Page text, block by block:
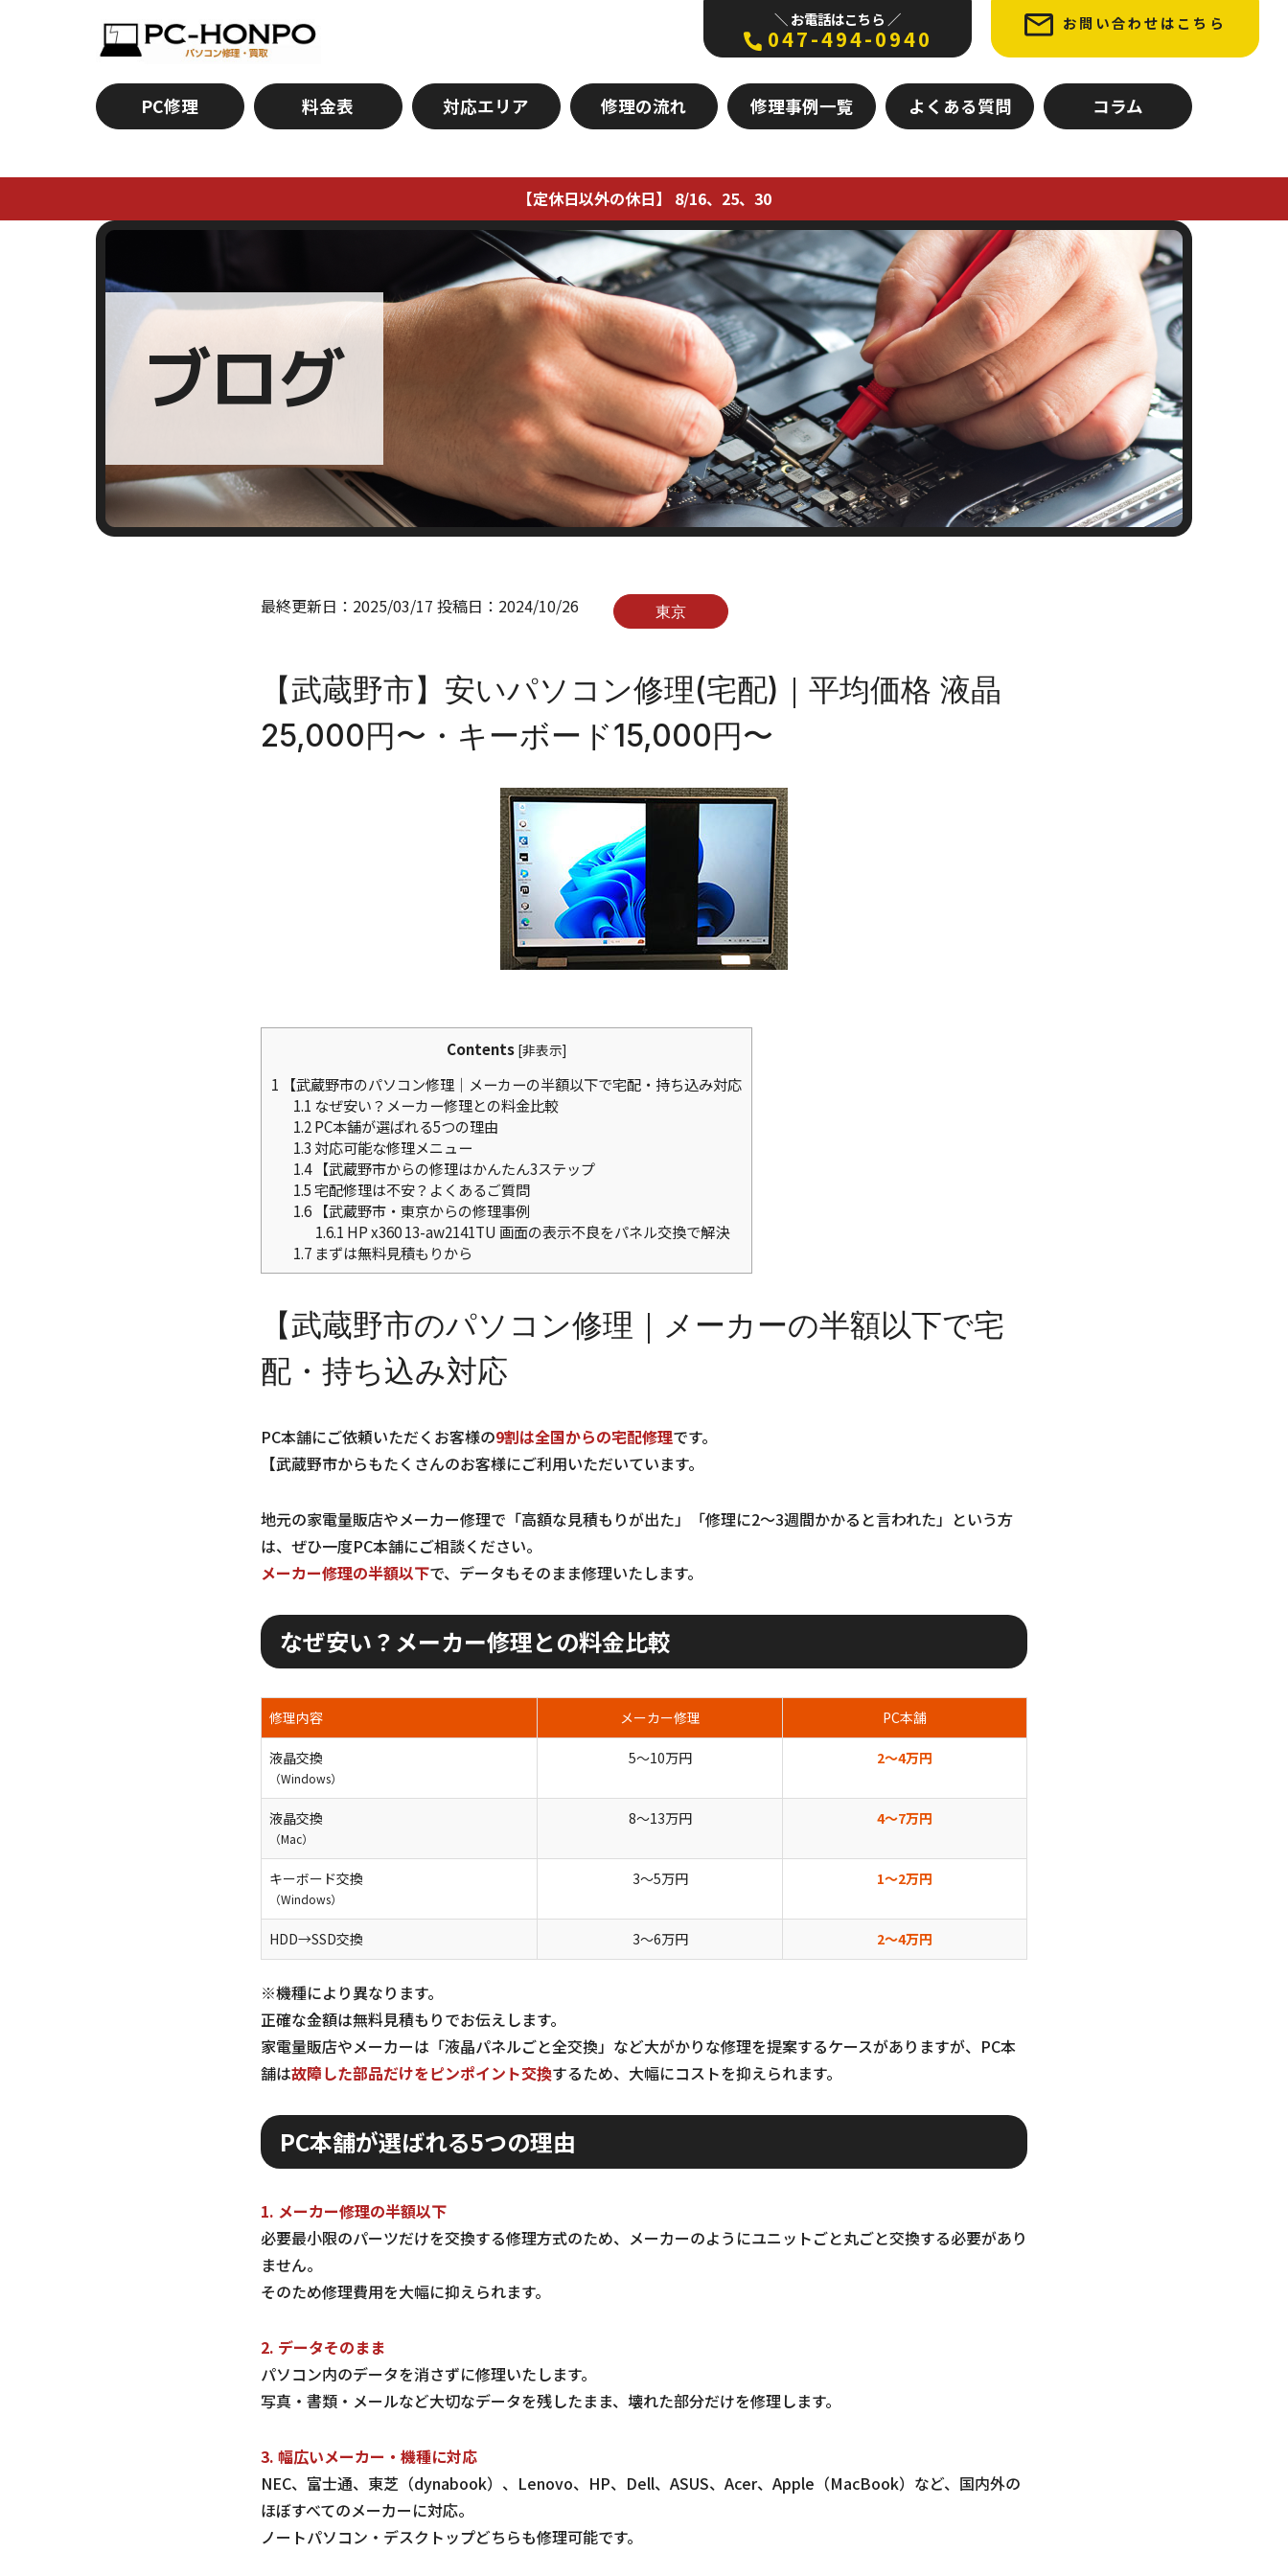
＼ お電話はこちら ／
047-494-0940
お問い合わせはこちら
PC修理 料金表 対応エリア 修理の流れ 修理事例一覧 よくある質問 コラム
【定休日以外の休日】 8/16、25、30
ブログ
最終更新日： 2025/03/17 投稿日： 2024/10/26 東京
【武蔵野市】安いパソコン修理(宅配)｜平均価格 液晶
25,000円〜・キーボード15,000円〜
Contents [非表示]
1 【武蔵野市のパソコン修理｜メーカーの半額以下で宅配・持ち込み対応
1.1 なぜ安い？メーカー修理との料金比較
1.2PC本舗が選ばれる5つの理由
1.3 対応可能な修理メニュー
1.4【武蔵野市からの修理はかんたん3ステップ
1.5宅配修理は不安？よくあるご質問
1.6【武蔵野市・東京からの修理事例
1.6.1 HP x360 13-aw2141TU 画面の表示不良をパネル交換で解決
1.7まずは無料見積もりから
【武蔵野市のパソコン修理｜メーカーの半額以下で宅
配・持ち込み対応
PC本舗にご依頼いただくお客様の9割は全国からの宅配修理です。
【武蔵野市からもたくさんのお客様にご利用いただいています。
地元の家電量販店やメーカー修理で「高額な見積もりが出た」「修理に2〜3週間かかると言われた」という方
は、ぜひ一度PC本舗にご相談ください。
メーカー修理の半額以下で、データもそのまま修理いたします。
なぜ安い？メーカー修理との料金比較
修理内容 メーカー修理 PC本舗
液晶交換
（Windows）
5〜10万円 2〜4万円
液晶交換
（Mac）
8〜13万円 4〜7万円
キーボード交換
（Windows）
3〜5万円 1〜2万円
HDD→SSD交換 3〜6万円 2〜4万円
※機種により異なります。
正確な金額は無料見積もりでお伝えします。
家電量販店やメーカーは「液晶パネルごと全交換」など大がかりな修理を提案するケースがありますが、PC本
舗は故障した部品だけをピンポイント交換するため、大幅にコストを抑えられます。
PC本舗が選ばれる5つの理由
1. メーカー修理の半額以下
必要最小限のパーツだけを交換する修理方式のため、メーカーのようにユニットごと丸ごと交換する必要があり
ません。
そのため修理費用を大幅に抑えられます。
2. データそのまま
パソコン内のデータを消さずに修理いたします。
写真・書類・メールなど大切なデータを残したまま、壊れた部分だけを修理します。
3. 幅広いメーカー・機種に対応
NEC、富士通、東芝（dynabook）、Lenovo、HP、Dell、ASUS、Acer、Apple（MacBook）など、国内外の
ほぼすべてのメーカーに対応。
ノートパソコン・デスクトップどちらも修理可能です。